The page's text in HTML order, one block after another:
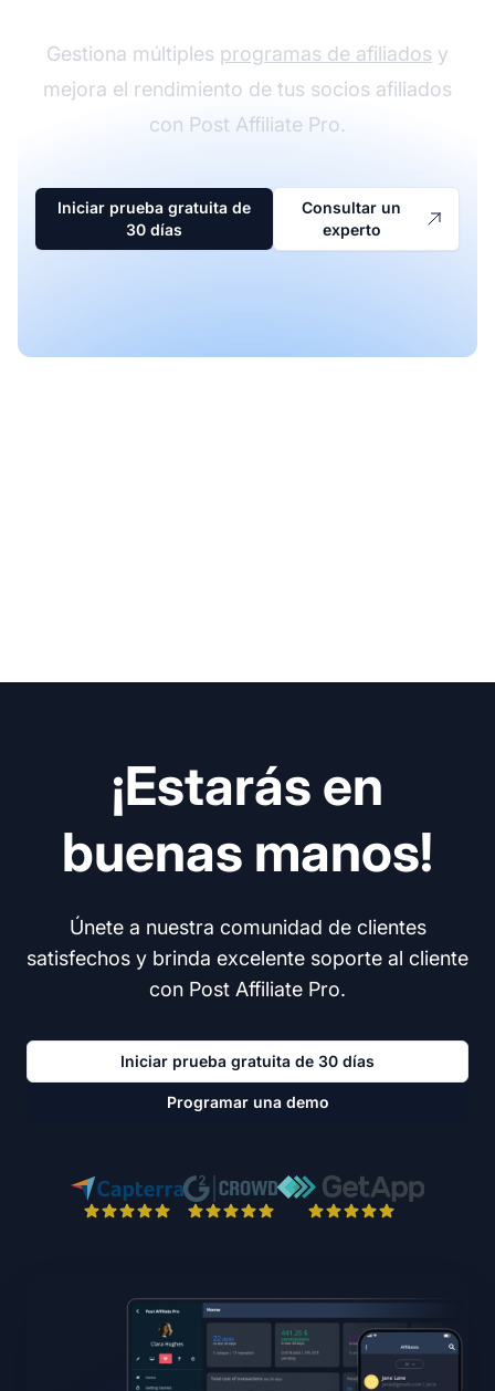
Gestiona múltiples programas de afiliados y
mejora el rendimiento de tus socios afiliados
con Post Affiliate Pro.
Iniciar prueba gratuita de
30 días
Consultar un
experto
¡Estarás en
buenas manos!
Únete a nuestra comunidad de clientes
satisfechos y brinda excelente soporte al cliente
con Post Affiliate Pro.
Iniciar prueba gratuita de 30 días
Programar una demo